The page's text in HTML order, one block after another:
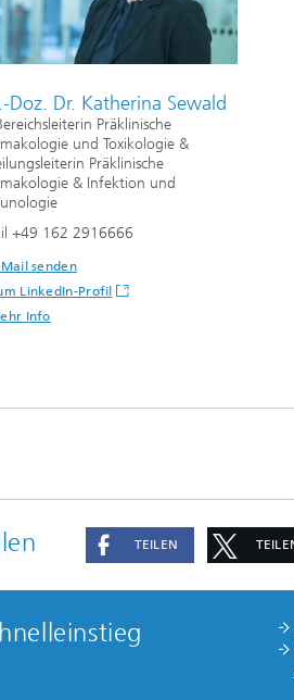
Doz. Dr. Katherina Sewald
Präklinische
und Toxikologie &
Präklinische
& Infektion und
+49 162 2916666
Mail senden
LinkedIn-Profil
Info
TEILEN